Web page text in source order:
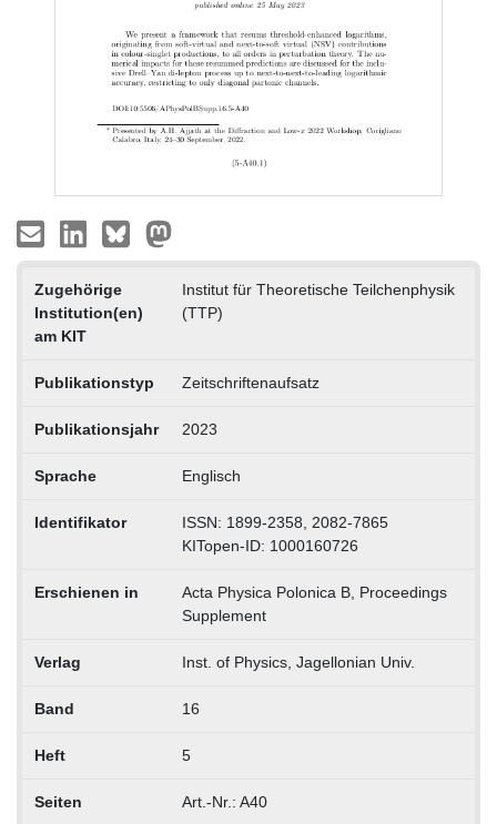
Zugehörige
Institution(en)
am KIT
Institut für Theoretische Teilchenphysik
(TTP)
Publikationstyp Zeitschriftenaufsatz
Publikationsjahr 2023
Sprache Englisch
Identifikator
ISSN: 1899-2358, 2082-7865
KITopen-ID: 1000160726
Erschienen in
Acta Physica Polonica B, Proceedings
Supplement
Verlag Inst. of Physics, Jagellonian Univ.
Band 16
Heft 5
Seiten Art.-Nr.: A40